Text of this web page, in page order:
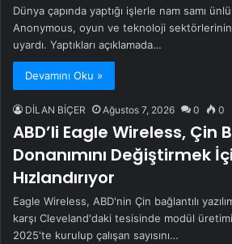
Dünya çapında yaptığı işlerle nam samı
Anonymous, oyun ve teknoloji sektörlerinin
uyardı. Yaptıkları açıklamada…
Devamını Oku »
DİLAN BİÇER Ağustos 7, 2026 0 0
ABD’li Eagle Wireless, Çin
Donanımını Değiştirmek
Hızlandırıyor
Eagle Wireless, ABD'nin Çin bağlantılı
karşı Cleveland'daki tesisinde modül
2025'te kurulup çalışan sayısını…